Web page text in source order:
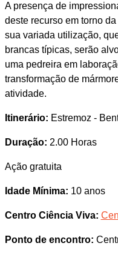
A presença de
deste recurso em torno
sua variada utilização,
brancas típicas, serão
uma pedreira em
transformação de
atividade.
Itinerário: Estremoz -
Duração: 2.00 Horas
Ação gratuita
Idade Mínima: 10 anos
Centro Ciência Viva:
Ponto de encontro: